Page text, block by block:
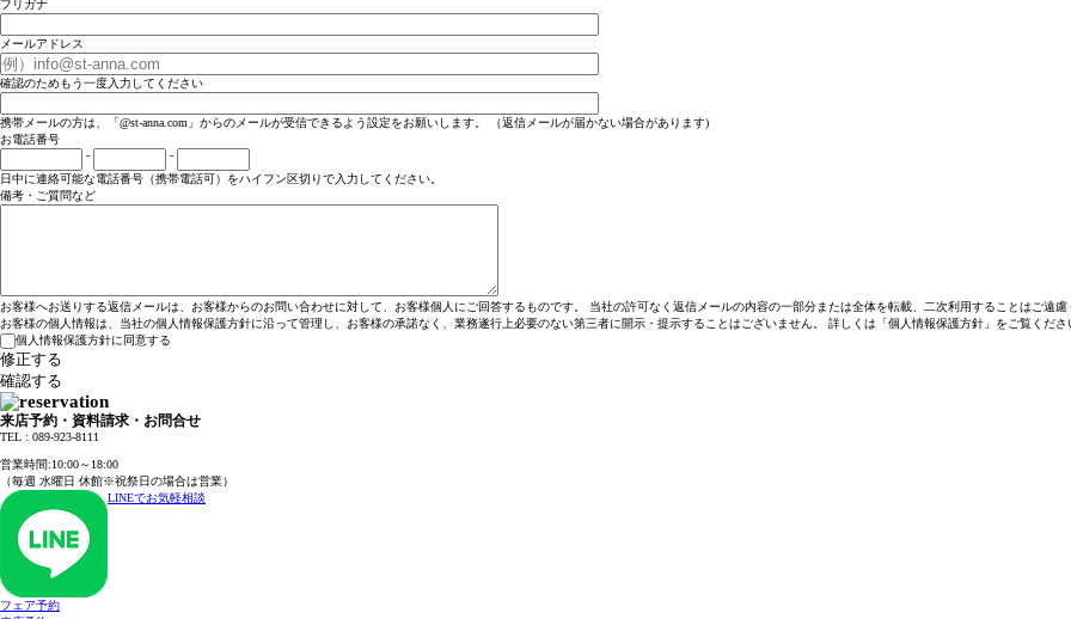
フリガナ
メールアドレス
確認のためもう一度入力してください
携帯メールの方は、「@st-anna.com」からのメールが受信できるよう設定をお願いします。 （返信メールが届かない場合があります)
お電話番号
-
-
日中に連絡可能な電話番号（携帯電話可）をハイフン区切りで入力してください。
備考・ご質問など
お客様へお送りする返信メールは、お客様からのお問い合わせに対して、お客様個人にご回答するものです。 当社の許可なく返信メールの内容の一部分または全体を転載、二次利用することはご遠慮
お客様の個人情報は、当社の個人情報保護方針に沿って管理し、お客様の承諾なく、業務遂行上必要のない第三者に開示・提示することはございません。 詳しくは「個人情報保護方針」をご覧くださ
個人情報保護方針に同意する
来店予約・資料請求・お問合せ
TEL : 089-923-8111
営業時間:10:00～18:00
（毎週 水曜日 休館※祝祭日の場合は営業）
LINEでお気軽相談
フェア予約